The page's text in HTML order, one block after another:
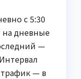
с 5:30
на дневные
—
— в